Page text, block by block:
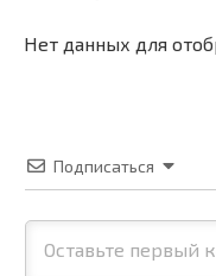
Нет данных для
Подписаться